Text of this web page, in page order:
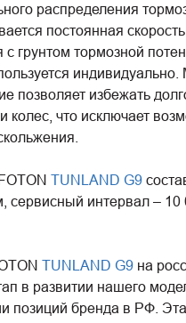
распределения
постоянная
с грунтом тормозной
позволяет избежать
колес, что исключает
TUNLAND G9
сервисный интервал – 10
TUNLAND G9 на
в развитии нашего
позиций бренда в РФ.